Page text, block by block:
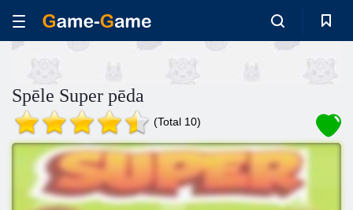
Spēle Super pēda
(Total 10)